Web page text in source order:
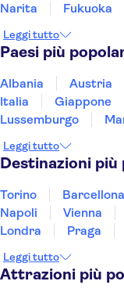
Narita
Fukuoka
Leggi tutto
Paesi più
Albania Austria
Italia
Giappone
Lussemburgo
Tunisia
Turchia
Leggi tutto
Destinazioni più
Torino Barcellona
Napoli
Vienna
Londra
Praga
Palermo
Leggi tutto
Attrazioni più